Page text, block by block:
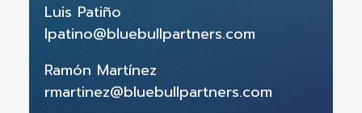
Luis Patiño
lpatino@bluebullpartners.com
Ramón Martínez
rmartinez@bluebullpartners.com